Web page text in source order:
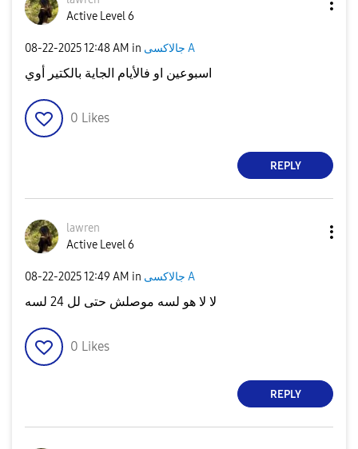
Active Level 6
‎08-22-202512:48 AM in جالاكسى A
اسبوعين او فالأيام الجاية بالكتير أوي
0 Likes
REPLY
lawren
Active Level 6
‎08-22-202512:49 AM in جالاكسى A
لا لا هو لسه موصلش حتى لل 24 لسه
0 Likes
REPLY